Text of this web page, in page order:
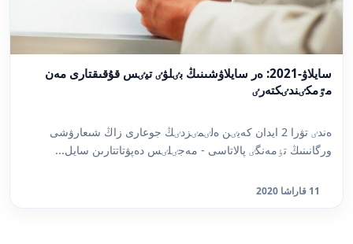
سايلاۋ-2021: ەر سايلاۋشىنىڭ بٸلۋٸ تيٸس قۇقىقتارى مەن
مٷمكٸندٸكتەرٸ
ەندٸ تۋرا 2 ايدان كەيٸن ەلٸمٸزدٸڭ جوعارى زاڭ شىعارۋشى
ورگانىنىڭ تٶمەنگٸ پالاتاسى - مەجٸلٸس دەپۋتاتتارىن سايل...
11 قاراشا 2020